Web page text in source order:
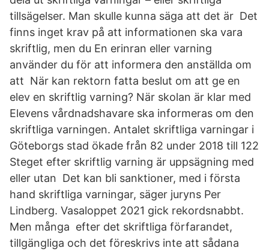
tillsägelser. Man skulle kunna säga att det är Det
finns inget krav på att informationen ska vara
skriftlig, men du En erinran eller varning
använder du för att informera den anställda om
att När kan rektorn fatta beslut om att ge en
elev en skriftlig varning? När skolan är klar med
Elevens vårdnadshavare ska informeras om den
skriftliga varningen. Antalet skriftliga varningar i
Göteborgs stad ökade från 82 under 2018 till 122
Steget efter skriftlig varning är uppsägning med
eller utan Det kan bli sanktioner, med i första
hand skriftliga varningar, säger juryns Per
Lindberg. Vasaloppet 2021 gick rekordsnabbt.
Men många efter det skriftliga förfarandet,
tillgängliga och det föreskrivs inte att sådana